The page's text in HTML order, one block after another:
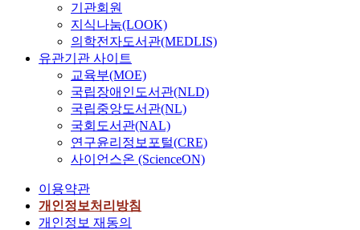
기관회원
지식나눔(LOOK)
의학전자도서관(MEDLIS)
유관기관 사이트
교육부(MOE)
국립장애인도서관(NLD)
국립중앙도서관(NL)
국회도서관(NAL)
연구윤리정보포털(CRE)
사이언스온 (ScienceON)
이용약관
개인정보처리방침
개인정보 재동의